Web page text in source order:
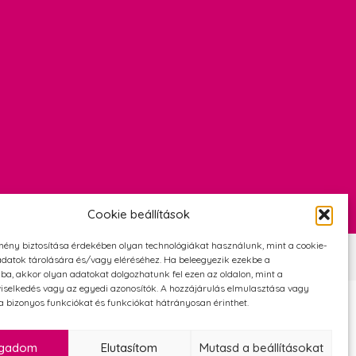
Cookie beállítások
biztosítása érdekében olyan technológiákat használunk, mint a cookie-
tárolására és/vagy eléréséhez. Ha beleegyezik ezekbe a
akkor olyan adatokat dolgozhatunk fel ezen az oldalon, mint a
vagy az egyedi azonosítók. A hozzájárulás elmulasztása vagy
bizonyos funkciókat és funkciókat hátrányosan érinthet.
Elutasítom Mutasd a beállításokat
FeltételekAdatvédelmi és cookie tájékoztató